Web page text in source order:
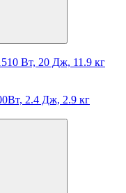
Вт, 20 Дж, 11.9 кг